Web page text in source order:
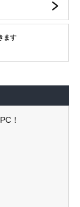
ます
！